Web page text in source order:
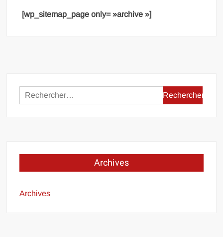
[wp_sitemap_page only= »archive »]
Rechercher :
Archives
Archives